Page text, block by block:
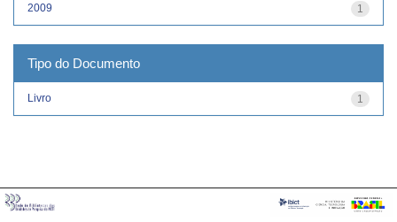
1
2009
Tipo do Documento
1
Livro